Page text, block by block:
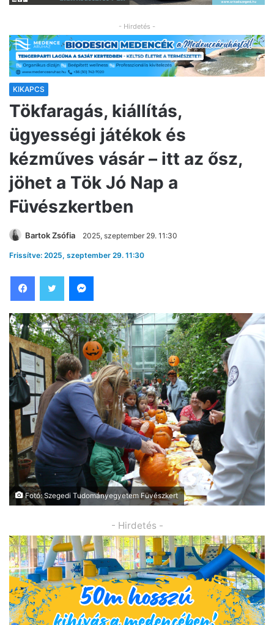
- Hirdetés -
KIKAPCS
Tökfaragás, kiállítás,
ügyességi játékok és
kézműves vásár – itt az ősz,
jöhet a Tök Jó Nap a
Füvészkertben
Bartok Zsófia 2025, szeptember 29. 11:30
Frissítve: 2025, szeptember 29. 11:30
Fotó: Szegedi Tudományegyetem Füvészkert
- Hirdetés -